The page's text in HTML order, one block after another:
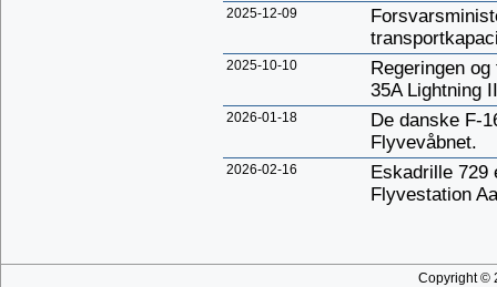
2025-12-09
2025-10-10
Regeringen
35A Lightning
2026-01-18
De danske F-
Flyvevåbnet.
2026-02-16
Eskadrille 729
Flyvestation
Copyright ©